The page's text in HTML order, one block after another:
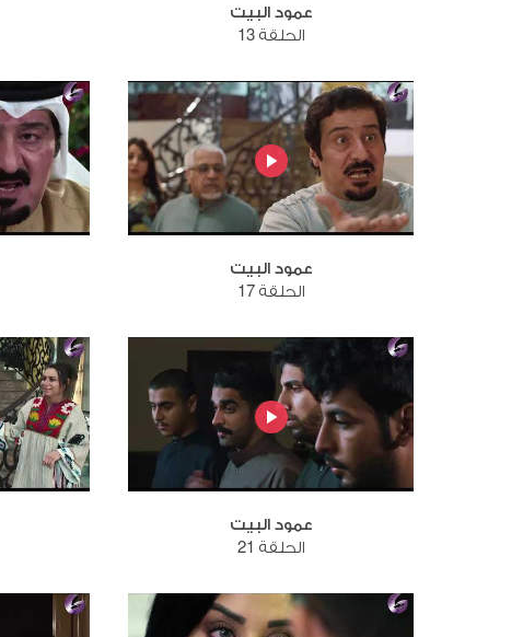
عمود البيت
الحلقة 13
عمود البيت
الحلقة 17
عمود البيت
الحلقة 21